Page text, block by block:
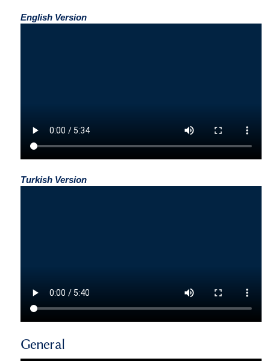
English Version
Turkish Version
General